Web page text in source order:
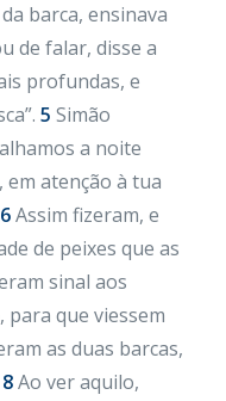
barca, ensinava
de falar, disse a
profundas, e
5 Simão
a noite
em atenção à tua
6Assim fizeram, e
de peixes que as
sinal aos
que viessem
as duas barcas,
8Ao ver aquilo,